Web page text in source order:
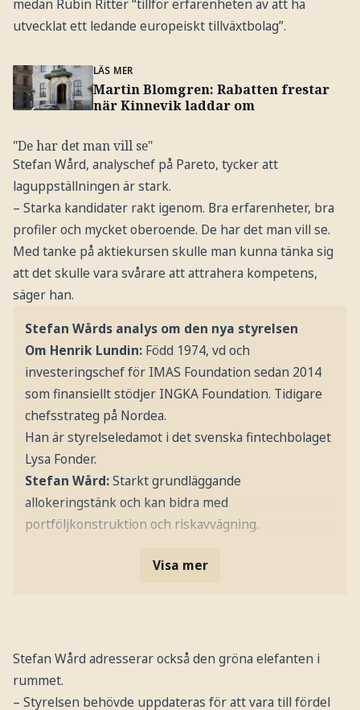
medan Rubin Ritter “tillför erfarenheten av att ha
utvecklat ett ledande europeiskt tillväxtbolag”.
LÄS MER
Martin Blomgren: Rabatten frestar
när Kinnevik laddar om
"De har det man vill se"
Stefan Wård, analyschef på Pareto, tycker att
laguppställningen är stark.
– Starka kandidater rakt igenom. Bra erfarenheter, bra
profiler och mycket oberoende. De har det man vill se.
Med tanke på aktiekursen skulle man kunna tänka sig
att det skulle vara svårare att attrahera kompetens,
säger han.
Stefan Wårds analys om den nya styrelsen
Om Henrik Lundin: Född 1974, vd och
investeringschef för IMAS Foundation sedan 2014
som finansiellt stödjer INGKA Foundation. Tidigare
chefsstrateg på Nordea.
Han är styrelseledamot i det svenska fintechbolaget
Lysa Fonder.
Stefan Wård:Starkt grundläggande
allokeringstänk och kan bidra med
portföljkonstruktion och riskavvägning.
Visa mer
Stefan Wård adresserar också den gröna elefanten i
rummet.
– Styrelsen behövde uppdateras för att vara till fördel